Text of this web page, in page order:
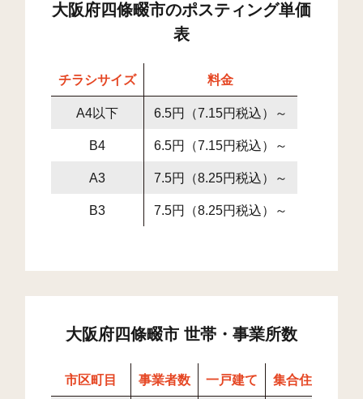
大阪府四條畷市のポスティング単価
表
チラシサイズ 料金
A4以下 6.5円（7.15円税込）～
B4 6.5円（7.15円税込）～
A3 7.5円（8.25円税込）～
B3 7.5円（8.25円税込）～
大阪府四條畷市 世帯・事業所数
市区町目 事業者数 一戸建て 集合住宅